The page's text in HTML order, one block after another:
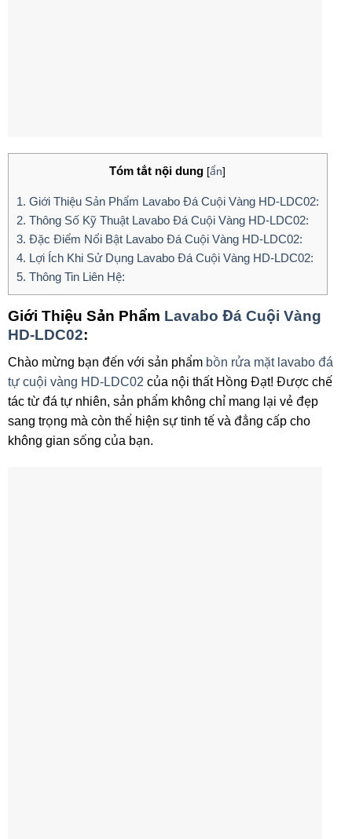
Tóm tắt nội dung [ẩn]
1. Giới Thiệu Sản Phẩm Lavabo Đá Cuội Vàng HD-LDC02:
2. Thông Số Kỹ Thuật Lavabo Đá Cuội Vàng HD-LDC02:
3. Đặc Điểm Nổi Bật Lavabo Đá Cuội Vàng HD-LDC02:
4. Lợi Ích Khi Sử Dụng Lavabo Đá Cuội Vàng HD-LDC02:
5. Thông Tin Liên Hệ:
Giới Thiệu Sản Phẩm Lavabo Đá Cuội Vàng
HD-LDC02:
Chào mừng bạn đến với sản phẩmbồn rửa mặt lavabo đá
tự cuội vàng HD-LDC02 của nội thất Hồng Đạt! Được chế
tác từ đá tự nhiên, sản phẩm không chỉ mang lại vẻ đẹp
sang trọng mà còn thể hiện sự tinh tế và đẳng cấp cho
không gian sống của bạn.